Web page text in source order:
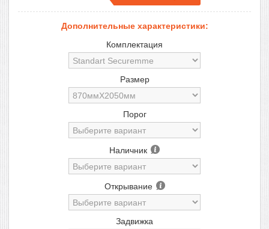
Дополнительные характеристики:
Комплектация
Размер
Порог
Наличник
Открывание
Задвижка